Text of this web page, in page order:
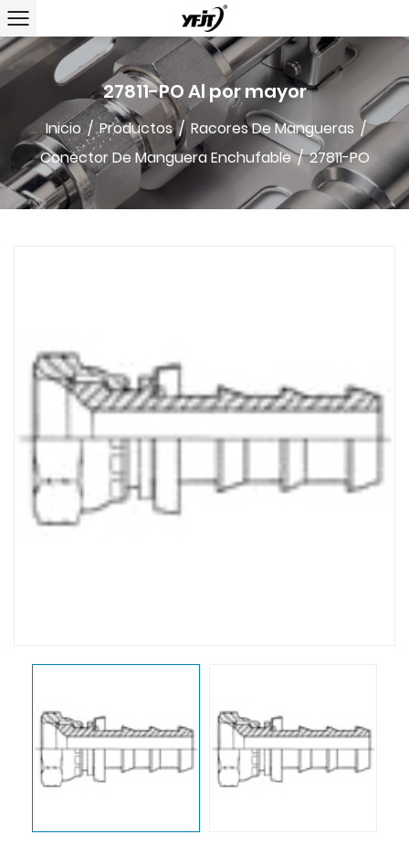
27811-PO Al por mayor
Inicio/Productos / Racores De Mangueras /
Conector De Manguera Enchufable/27811-PO